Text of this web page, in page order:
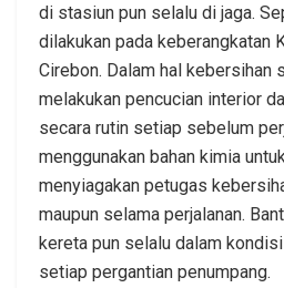
di stasiun pun selalu di jaga.
dilakukan pada keberangkatan
Cirebon. Dalam hal kebersihan
melakukan pencucian interior
secara rutin setiap sebelum
menggunakan bahan kimia
menyiagakan petugas
maupun selama perjalanan.
kereta pun selalu dalam
setiap pergantian penumpang.